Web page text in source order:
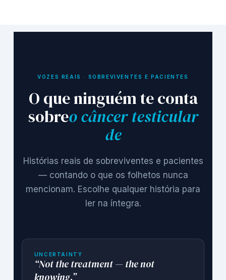
VOZES REAIS · SOBREVIVENTES E PACIENTES
O que ninguém te conta
sobreo câncer testicular
de
Histórias reais de sobreviventes e pacientes
— contando o que os folhetos nunca
mencionam. Escolhe qualquer história para
ler na íntegra.
UNCERTAINTY
“Not the treatment — the not
knowing.”